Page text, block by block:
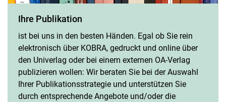
Ihre Publikation
ist bei uns in den besten Händen. Egal ob Sie rein
elektronisch über KOBRA, gedruckt und online über
den Univerlag oder bei einem externen OA-Verlag
publizieren wollen: Wir beraten Sie bei der Auswahl
Ihrer Publikationsstrategie und unterstützen Sie
durch entsprechende Angebote und/oder die